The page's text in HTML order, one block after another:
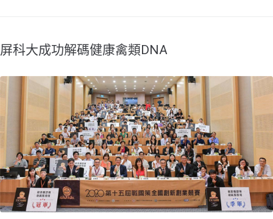
​屏科大成功解碼健康禽類DNA